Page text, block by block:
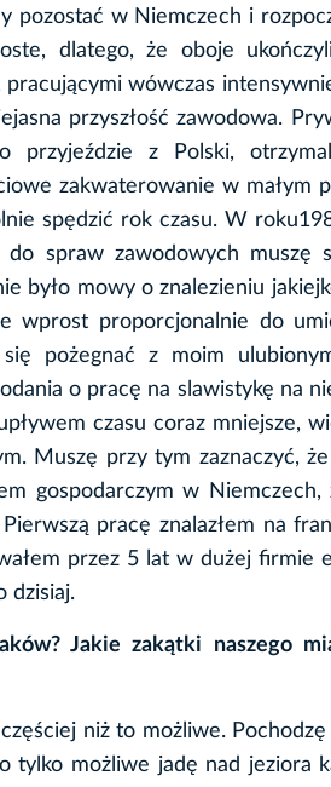
pozostać w Niemczech i
dlatego, że oboje
wówczas
przyszłość zawodowa.
przyjeździe z Polski,
zakwaterowanie w małym
spędzić rok czasu. W
spraw zawodowych muszę
było mowy o znalezieniu
wprost proporcjonalnie do
pożegnać z moim
o pracę na slawistykę na
czasu coraz mniejsze,
Muszę przy tym zaznaczyć,
gospodarczym w Niemczech,
pracę znalazłem na
przez 5 lat w dużej firmie
dzisiaj.
Jakie zakątki naszego
niż to możliwe.
tylko możliwe jadę nad jeziora